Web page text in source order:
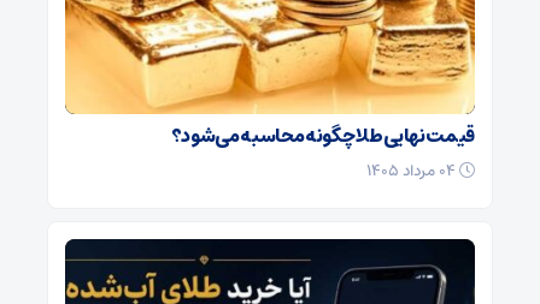
قیمت نهایی طلا چگونه محاسبه می‌شود؟